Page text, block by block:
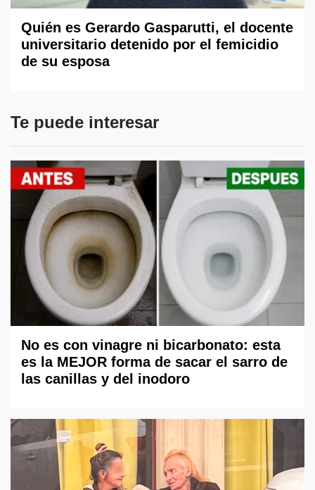
Quién es Gerardo Gasparutti, el docente
universitario detenido por el femicidio
de su esposa
Te puede interesar
No es con vinagre ni bicarbonato: esta
es la MEJOR forma de sacar el sarro de
las canillas y del inodoro